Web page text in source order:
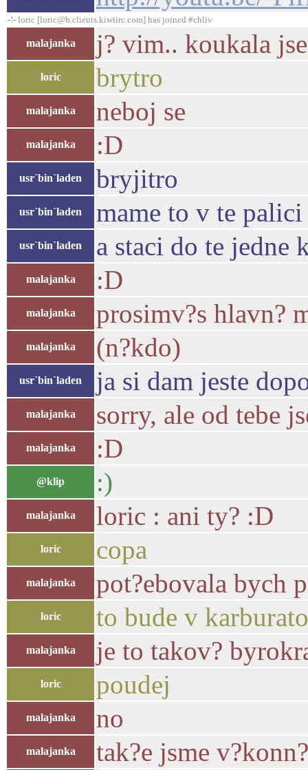
-!- loric [loric@b.clients.kiwiirc.com] has joined #chliv
malajanka j? vim.. koukala
loric brytro
malajanka neboj se
malajanka :D
usr`bin`laden bryjitro
usr`bin`laden mame to v te
usr`bin`laden a staci do te jedne
malajanka :D
malajanka prosimv?s hlavn?
malajanka (n?kdo)
usr`bin`laden ja si dam jeste
malajanka sorry, ale od tebe
malajanka :D
@klip :)
malajanka loric : ani ty? :D
loric copa
malajanka pot?ebovala bych
loric to bude v
malajanka je to takov?
loric poudej
malajanka no
malajanka tak?e jsme